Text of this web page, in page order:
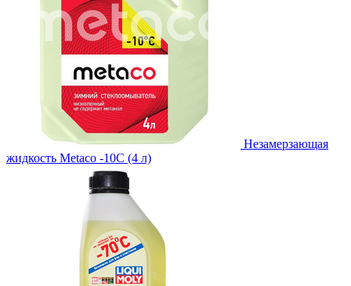
Незамерзающая
жидкость Metaco -10C (4 л)